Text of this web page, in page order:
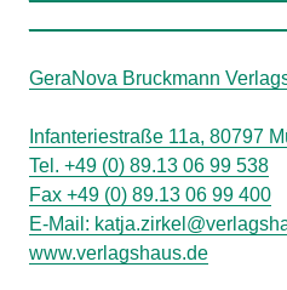
GeraNova Bruckmann
Infanteriestraße 11a, 80797
Tel. +49 (0) 89.13 06 99 538
Fax +49 (0) 89.13 06 99 400
E-Mail:
www.verlagshaus.de